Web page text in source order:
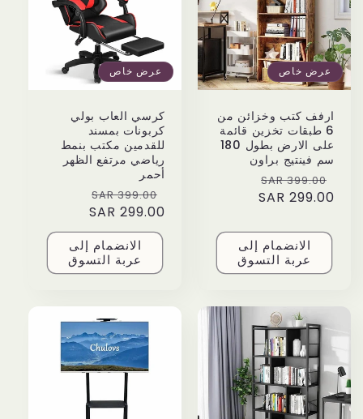
عرض خاص
ارفف كتب وخزائن من
6 طبقات تخزين قائمة
على الارض بطول 180
سم فينتيج براون
Regular
price
399.00 SAR
Sale
price
299.00 SAR
الانضمام إلى
عربة التسوق
عرض خاص
كرسي العاب بولي
كربونات بمسند
للقدمين مكتب بنمط
رياضي مرتفع الظهر
أحمر
Regular
price
399.00 SAR
Sale
price
299.00 SAR
الانضمام إلى
عربة التسوق